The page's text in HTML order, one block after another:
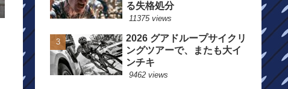
る失格処分
11375 views
2026 グアドループサイクリ
ングツアーで、またも大イ
ンチキ
9462 views